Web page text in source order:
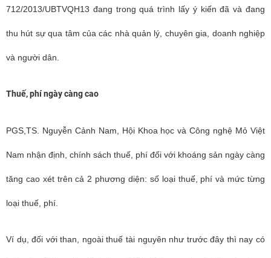
712/2013/UBTVQH13 đang trong quá trình lấy ý kiến đã và đang
thu hút sự qua tâm của các nhà quản lý, chuyên gia, doanh nghiệp
và người dân.
Thuế, phí ngày càng cao
PGS,TS. Nguyễn Cảnh Nam, Hội Khoa học và Công nghệ Mỏ Việt
Nam nhận định, chính sách thuế, phí đối với khoáng sản ngày càng
tăng cao xét trên cả 2 phương diện: số loại thuế, phí và mức từng
loại thuế, phí.
Ví dụ, đối với than, ngoài thuế tài nguyên như trước đây thì nay có